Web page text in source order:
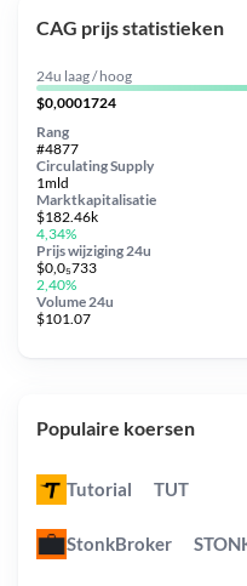
CAG prijs statistieken
24u laag / hoog
$0,0001724
Circulating Supply
1mld
Prijs wijziging 24u
$0,0₅733
2,40%
Marktkapitalisatie
$182.46k
4,34%
Volume 24u
$101.07
Rang
#4877
Populaire koersen
Tutorial TUT
StonkBroker